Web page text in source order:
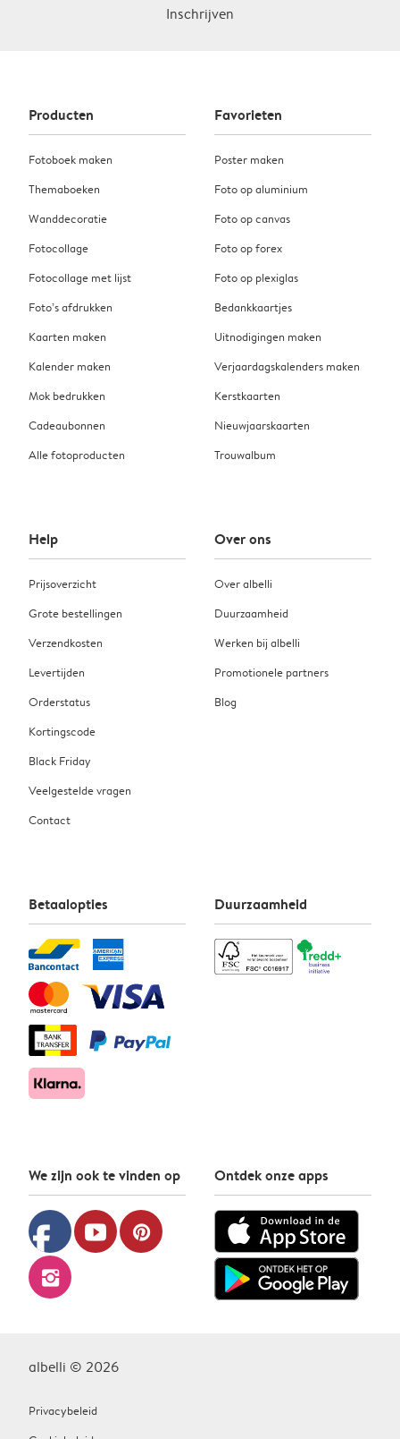
Inschrijven
Producten
Fotoboek maken
Themaboeken
Wanddecoratie
Fotocollage
Fotocollage met lijst
Foto’s afdrukken
Kaarten maken
Kalender maken
Mok bedrukken
Cadeaubonnen
Alle fotoproducten
Favorieten
Poster maken
Foto op aluminium
Foto op canvas
Foto op forex
Foto op plexiglas
Bedankkaartjes
Uitnodigingen maken
Verjaardagskalenders maken
Kerstkaarten
Nieuwjaarskaarten
Trouwalbum
Help
Prijsoverzicht
Grote bestellingen
Verzendkosten
Levertijden
Orderstatus
Kortingscode
Black Friday
Veelgestelde vragen
Contact
Over ons
Over albelli
Duurzaamheid
Werken bij albelli
Promotionele partners
Blog
Betaalopties Duurzaamheid
We zijn ook te vinden op
facebook youtube pinterest
instagram
Ontdek onze apps
albelli © 2026
Privacybeleid